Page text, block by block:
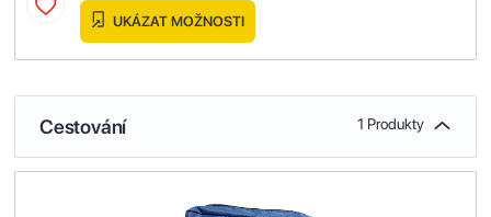
UKÁZAT MOŽNOSTI
Cestování 1 Produkty